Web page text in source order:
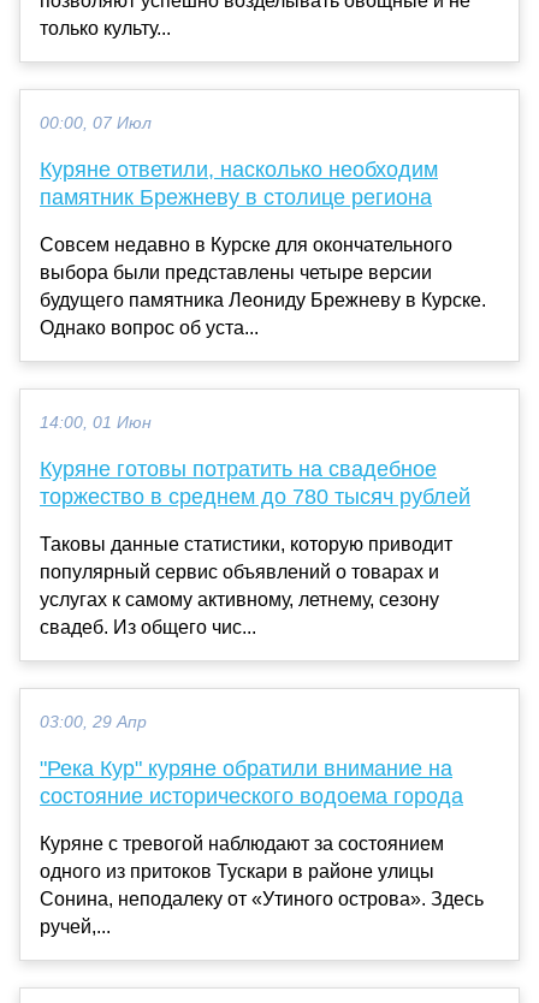
только культу...
00:00, 07 Июл
Куряне ответили, насколько необходим
памятник Брежневу в столице региона
Совсем недавно в Курске для окончательного
выбора были представлены четыре версии
будущего памятника Леониду Брежневу в Курске.
Однако вопрос об уста...
14:00, 01 Июн
Куряне готовы потратить на свадебное
торжество в среднем до 780 тысяч рублей
Таковы данные статистики, которую приводит
популярный сервис объявлений о товарах и
услугах к самому активному, летнему, сезону
свадеб. Из общего чис...
03:00, 29 Апр
"Река Кур" куряне обратили внимание на
состояние исторического водоема города
Куряне с тревогой наблюдают за состоянием
одного из притоков Тускари в районе улицы
Сонина, неподалеку от «Утиного острова». Здесь
ручей,...